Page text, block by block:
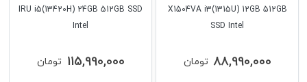
IRU i5(13420H) 24GB 512GB SSD
Intel
تومان 115,990,000
X1504VA i3(1315U) 12GB 512GB
SSD Intel
تومان 88,990,000